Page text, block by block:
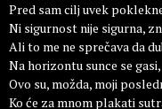
Pred sam cilj uvek
Ni sigurnost nije sigurna,
Ali to me ne sprečava da
Na horizontu sunce se gasi,
Ovo su, možda, moji
Ko će za mnom plakati